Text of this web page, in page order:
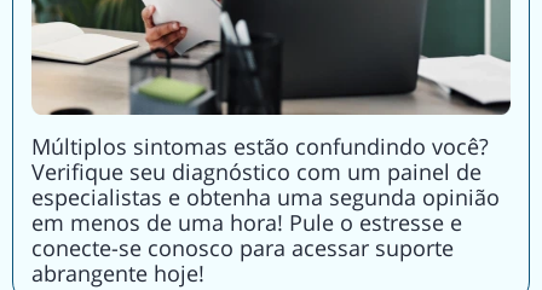
Múltiplos sintomas estão confundindo você?
Verifique seu diagnóstico com um painel de
especialistas e obtenha uma segunda opinião
em menos de uma hora! Pule o estresse e
conecte-se conosco para acessar suporte
abrangente hoje!